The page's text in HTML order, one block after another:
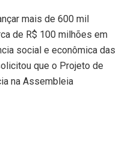
mais de 600 mil
de R$ 100 milhões em
social e econômica das
que o Projeto de
na Assembleia